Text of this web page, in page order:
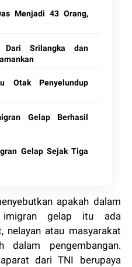
Menjadi 43 Orang,
Srilangka dan
Otak Penyelundup
Gelap Berhasil
Gelap Sejak Tiga
apakah dalam
imigran gelap itu ada
nelayan atau masyarakat
dalam pengembangan.
dari TNI berupaya